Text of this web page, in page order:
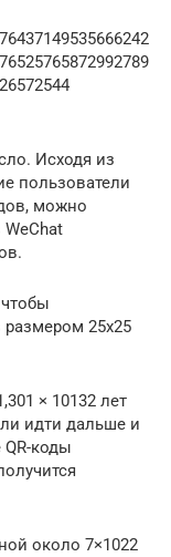
Исходя из
пользователи
можно
размером 25х25
× 10132 лет
идти дальше и
QR-коды
около 7×1022